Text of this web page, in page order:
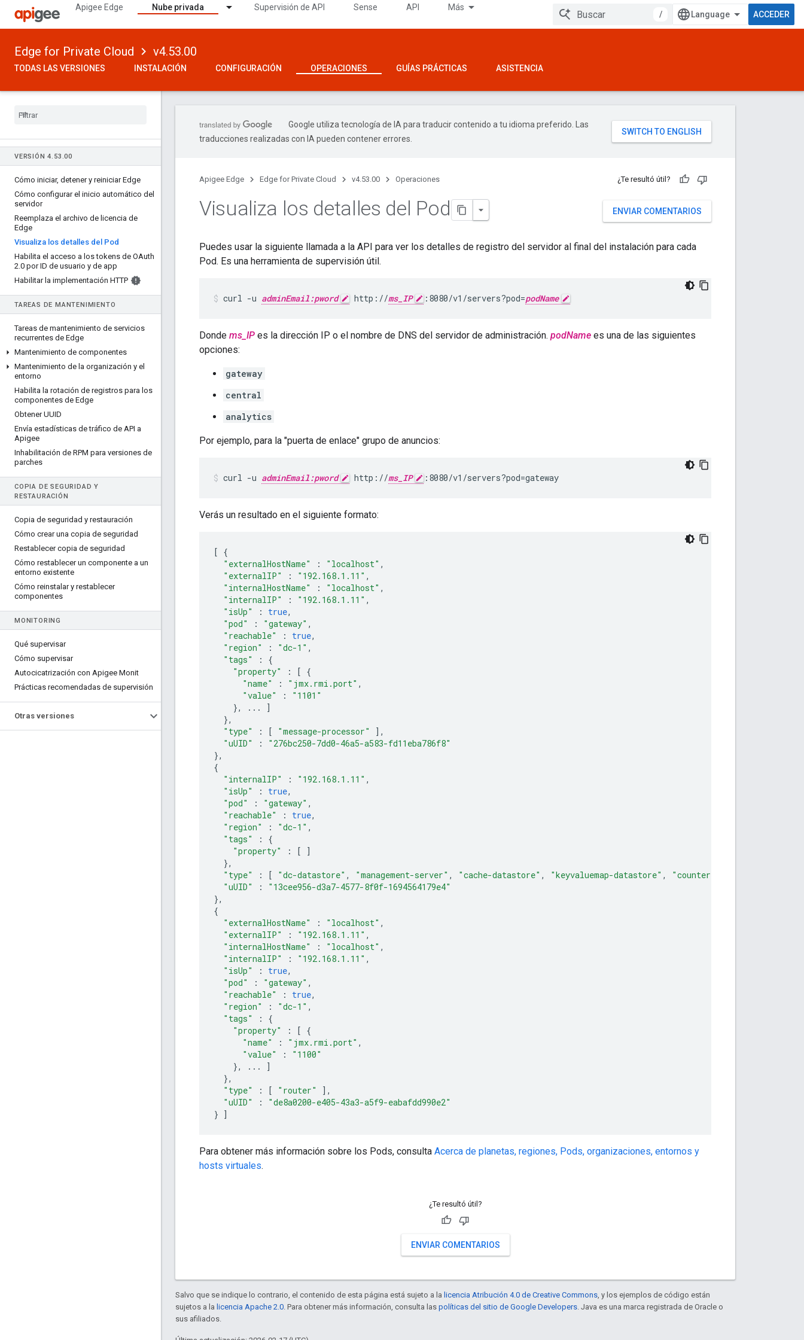
Apigee Edge Nube privada Supervisión de API Sense API Más
/ ACCEDER
Edge for Private Cloud v4.53.00
TODAS LAS VERSIONES INSTALACIÓN CONFIGURACIÓN OPERACIONES GUÍAS PRÁCTICAS ASISTENCIA
VERSIÓN 4. 53 .00
Cómo iniciar, detener y reiniciar Edge
Cómo configurar el inicio automático del
servidor
Reemplaza el archivo de licencia de
Edge
Visualiza los detalles del Pod
Habilita el acceso a los tokens de OAuth
2.0 por ID de usuario y de app
Habilitar la implementación HTTP
TAREAS DE MANTENIMIENTO
Tareas de mantenimiento de servicios
recurrentes de Edge
Mantenimiento de componentes
Mantenimiento de la organización y el
entorno
Habilita la rotación de registros para los
componentes de Edge
Obtener UUID
Envía estadísticas de tráfico de API a
Apigee
Inhabilitación de RPM para versiones de
parches
COPIA DE SEGURIDAD Y
RESTAURACIÓN
Copia de seguridad y restauración
Cómo crear una copia de seguridad
Restablecer copia de seguridad
Cómo restablecer un componente a un
entorno existente
Cómo reinstalar y restablecer
componentes
MONITORING
Qué supervisar
Cómo supervisar
Autocicatrización con Apigee Monit
Prácticas recomendadas de supervisión
Otras versiones
Google utiliza tecnología de IA para traducir contenido a tu idioma preferido. Las
traducciones realizadas con IA pueden contener errores.
Apigee Edge Edge for Private Cloud v4.53.00 Operaciones ¿Te resultó útil?
ENVIAR COMENTARIOS
Visualiza los detalles del Pod
Puedes usar la siguiente llamada a la API para ver los detalles de registro del servidor al final del instalación para cada
Pod. Es una herramienta de supervisión útil.
curl -u adminEmail:pword http://ms_IP :8080/v1/servers?pod=podName
Donde ms_IP es la dirección IP o el nombre de DNS del servidor de administración. podName es una de las siguientes
opciones:
gateway
central
analytics
Por ejemplo, para la "puerta de enlace" grupo de anuncios:
curl -u adminEmail:pword http://ms_IP :8080/v1/servers?pod=gateway
Verás un resultado en el siguiente formato:
[ {
"externalHostName"
: "localhost" ,
"externalIP"
: "192.168.1.11" ,
"internalHostName"
: "localhost" ,
"internalIP"
: "192.168.1.11" ,
"isUp"
: true,
"pod"
: "gateway" ,
"reachable"
: true,
"region"
: "dc-1" ,
"tags"
:
{
"property"
: [ {
"name"
: "jmx.rmi.port" ,
"value"
:
"1101"
},
...
]
},
"type"
: [ "message-processor"
],
"uUID"
:
"276bc250-7dd0-46a5-a583-fd11eba786f8"
},
{
"internalIP"
: "192.168.1.11" ,
"isUp"
: true,
"pod"
: "gateway" ,
"reachable"
: true,
"region"
: "dc-1" ,
"tags"
:
{
"property"
: [
]
},
"type"
: [ "dc-datastore" , "management-server" , "cache-datastore" , "keyvaluemap-datastore" , "counter-datastore"
"uUID"
:
"13cee956-d3a7-4577-8f0f-1694564179e4"
},
{
"externalHostName"
: "localhost" ,
"externalIP"
: "192.168.1.11" ,
"internalHostName"
: "localhost" ,
"internalIP"
: "192.168.1.11" ,
"isUp"
: true,
"pod"
: "gateway" ,
"reachable"
: true,
"region"
: "dc-1" ,
"tags"
:
{
"property"
: [ {
"name"
: "jmx.rmi.port" ,
"value"
:
"1100"
},
...
]
},
"type"
: [ "router"
],
"uUID"
:
"de8a0200-e405-43a3-a5f9-eabafdd990e2"
} ]
Para obtener más información sobre los Pods, consulta Acerca de planetas, regiones, Pods, organizaciones, entornos y
hosts virtuales.
¿Te resultó útil?
ENVIAR COMENTARIOS
Salvo que se indique lo contrario, el contenido de esta página está sujeto a la licencia Atribución 4.0 de Creative Commons, y los ejemplos de código están
sujetos a la licencia Apache 2.0. Para obtener más información, consulta las políticas del sitio de Google Developers. Java es una marca registrada de Oracle o
sus afiliados.